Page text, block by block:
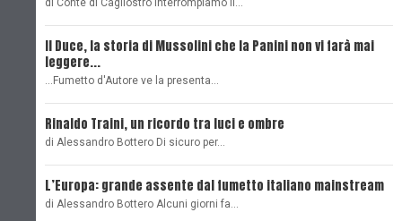
di Conte di Cagliostro Interrompiamo il…
Il Duce, la storia di Mussolini che la Panini non vi farà mai
leggere...
...Fumetto d'Autore ve la presenta…
Rinaldo Traini, un ricordo tra luci e ombre
di Alessandro Bottero Di sicuro per…
L’Europa: grande assente dal fumetto italiano mainstream
di Alessandro Bottero Alcuni giorni fa…